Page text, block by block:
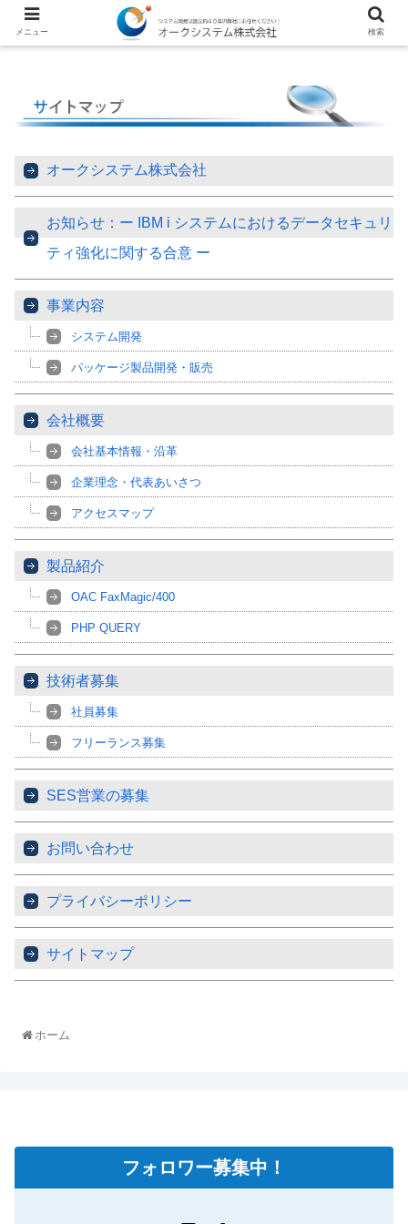
オークシステム株式会社
お知らせ：ー IBM i システムにおけるデータセキュリ
ティ強化に関する合意 ー
事業内容
システム開発
パッケージ製品開発・販売
会社概要
会社基本情報・沿革
企業理念・代表あいさつ
アクセスマップ
製品紹介
OAC FaxMagic/400
PHP QUERY
技術者募集
社員募集
フリーランス募集
SES営業の募集
お問い合わせ
プライバシーポリシー
サイトマップ
ホーム
フォロワー募集中！
メニュー 検索